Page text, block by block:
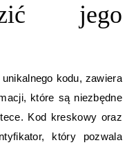
jego
kodu, zawiera
które są niezbędne
Kod kreskowy oraz
który pozwala